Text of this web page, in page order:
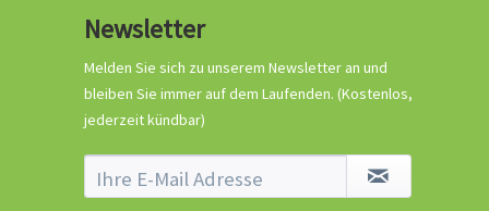
5,99 € *
Newsletter
Melden Sie sich zu unserem Newsletter an und
bleiben Sie immer auf dem Laufenden. (Kostenlos,
jederzeit kündbar)